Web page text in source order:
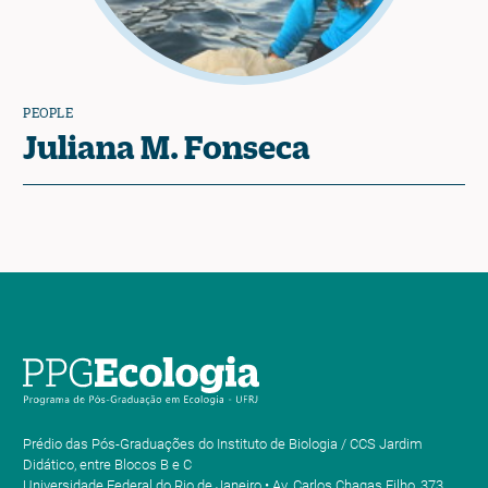
PEOPLE
Juliana M. Fonseca
Prédio das Pós-Graduações do Instituto de Biologia / CCS Jardim
Didático, entre Blocos B e C